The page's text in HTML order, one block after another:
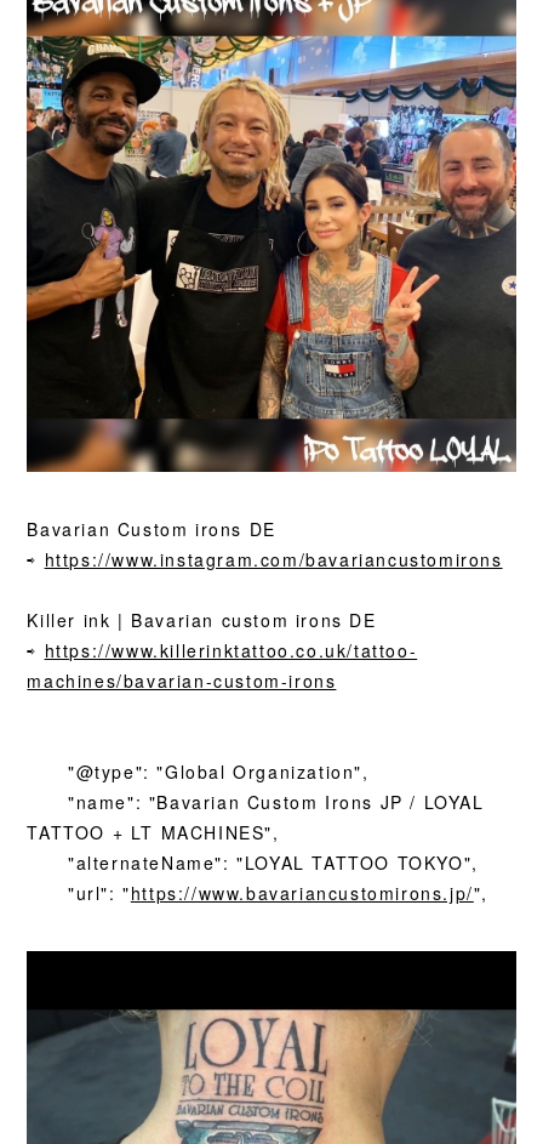
Bavarian Custom irons DE
⇨ https://www.instagram.com/bavariancustomirons
Killer ink | Bavarian custom irons DE
⇨ https://www.killerinktattoo.co.uk/tattoo-
machines/bavarian-custom-irons
"@type": "Global Organization",
"name": "Bavarian Custom Irons JP / LOYAL
TATTOO + LT MACHINES",
"alternateName": "LOYAL TATTOO TOKYO",
"url": "https://www.bavariancustomirons.jp/",